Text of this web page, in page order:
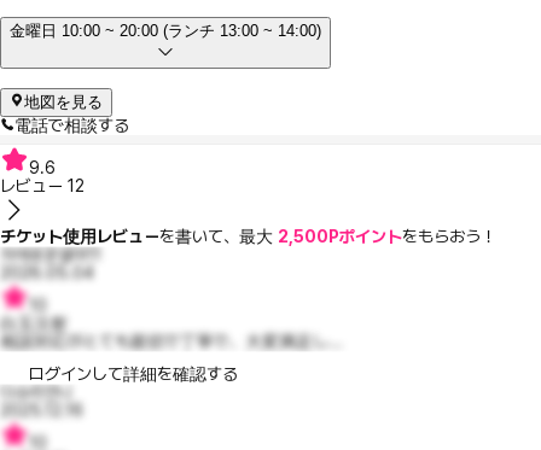
金曜日 10:00 ~ 20:00 (ランチ 13:00 ~ 14:00)
地図を見る
電話で相談する
9.6
レビュー 12
チケット使用レビューを書いて、最大 2,500Pポイントをもらおう！
자애로운셀마11
2026.05.04
白玉注射
相談対応がとても親切で丁寧で、大変満足し...
ログインして詳細を確認する
다슈리언니
2025.12.16